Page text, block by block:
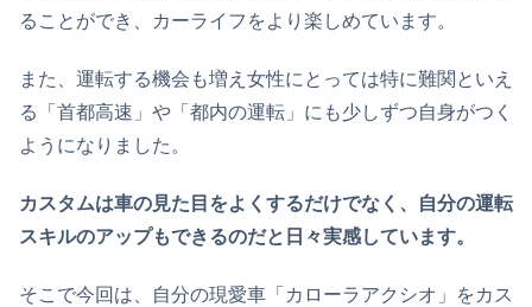
ることができ、カーライフをより楽しめています。
また、運転する機会も増え女性にとっては特に難関といえ
る「首都高速」や「都内の運転」にも少しずつ自身がつく
ようになりました。
カスタムは車の見た目をよくするだけでなく、自分の運転
スキルのアップもできるのだと日々実感しています。
そこで今回は、自分の現愛車「カローラアクシオ」をカス